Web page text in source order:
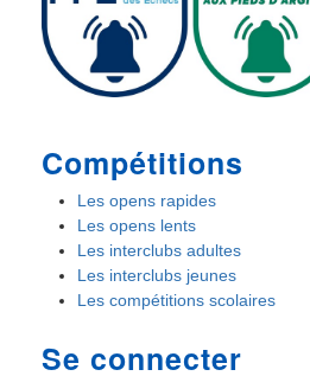
Compétitions
Les opens rapides
Les opens lents
Les interclubs adultes
Les interclubs jeunes
Les compétitions scolaires
Se connecter